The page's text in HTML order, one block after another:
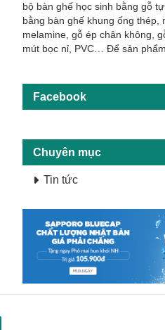
bộ bàn ghế học sinh bằng gỗ
bằng bàn ghế khung ống thép,
melamine, gỗ ép chân không,
mút bọc nỉ, PVC… Để sản
Facebook
Chuyên mục
Tin tức